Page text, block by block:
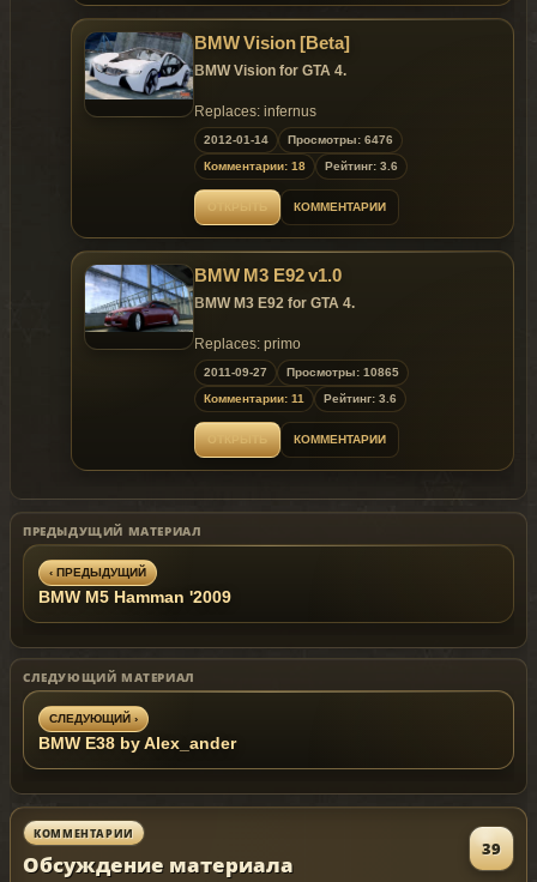
BMW Vision [Beta]
BMW Vision for GTA 4.
Replaces: infernus
2012-01-14
Просмотры: 6476
Комментарии: 18
Рейтинг: 3.6
КОММЕНТАРИИ
BMW M3 E92 v1.0
BMW M3 E92 for GTA 4.
Replaces: primo
2011-09-27
Просмотры: 10865
Комментарии: 11
Рейтинг: 3.6
КОММЕНТАРИИ
ПРЕДЫДУЩИЙ МАТЕРИАЛ
‹ ПРЕДЫДУЩИЙ
BMW M5 Hamman '2009
СЛЕДУЮЩИЙ МАТЕРИАЛ
СЛЕДУЮЩИЙ ›
BMW E38 by Alex_ander
КОММЕНТАРИИ
Обсуждение материала
39